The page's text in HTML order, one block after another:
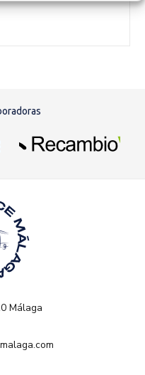
Málaga